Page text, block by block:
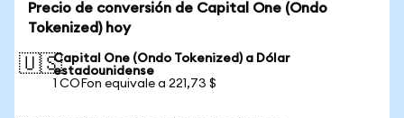
Precio de conversión de Capital One (Ondo
Tokenized) hoy
🇺🇸Capital One (Ondo Tokenized) a Dólar
estadounidense
1 COFon equivale a 221,73 $